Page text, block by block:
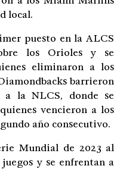
local.
puesto en la ALCS
los Orioles y se
eliminaron a los
barrieron
a la NLCS, donde se
vencieron a los
año consecutivo.
Mundial de 2023 al
y se enfrentan a